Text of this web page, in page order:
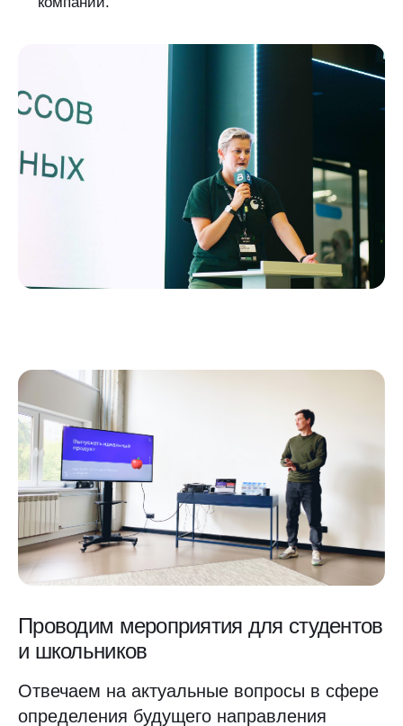
Проводим мероприятия для студентов
и школьников
Отвечаем на актуальные вопросы в сфере
определения будущего направления